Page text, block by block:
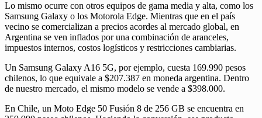
Lo mismo ocurre con otros equipos de gama media y alta, como los
Samsung Galaxy o los Motorola Edge. Mientras que en el país
vecino se comercializan a precios acordes al mercado global, en
Argentina se ven inflados por una combinación de aranceles,
impuestos internos, costos logísticos y restricciones cambiarias.
Un Samsung Galaxy A16 5G, por ejemplo, cuesta 169.990 pesos
chilenos, lo que equivale a $207.387 en moneda argentina. Dentro
de nuestro mercado, el mismo modelo se vende a $398.000.
En Chile, un Moto Edge 50 Fusión 8 de 256 GB se encuentra en